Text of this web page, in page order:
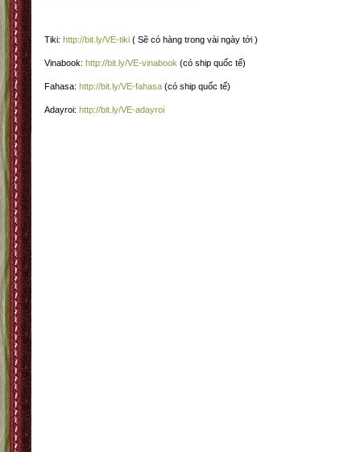
Tiki: http://bit.ly/VE-tiki ( Sẽ có hàng trong vài ngày tới )
Vinabook: http://bit.ly/VE-vinabook (có ship quốc tế)
Fahasa: http://bit.ly/VE-fahasa (có ship quốc tế)
Adayroi: http://bit.ly/VE-adayroi